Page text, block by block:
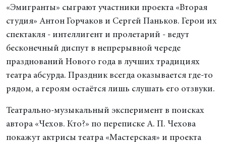
«Эмигранты» сыграют участники проекта «Вторая
студия» Антон Горчаков и Сергей Паньков. Герои их
спектакля - интеллигент и пролетарий - ведут
бесконечный диспут в непрерывной череде
празднований Нового года в лучших традициях
театра абсурда. Праздник всегда оказывается где-то
рядом, а героям остаётся лишь слушать его отзвуки.
Театрально-музыкальный эксперимент в поисках
автора «Чехов. Кто?» по переписке А. П. Чехова
покажут актрисы театра «Мастерская» и проекта